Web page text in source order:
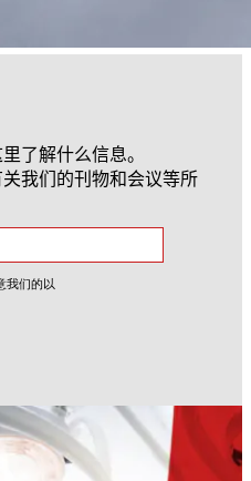
了解什么信息。
我们的刊物和会议等所
我们的以